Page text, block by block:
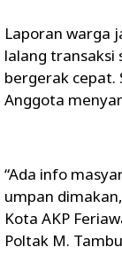
Laporan warga
lalang transaksi
bergerak cepat.
Anggota
“Ada info
umpan
Kota AKP
Poltak M.